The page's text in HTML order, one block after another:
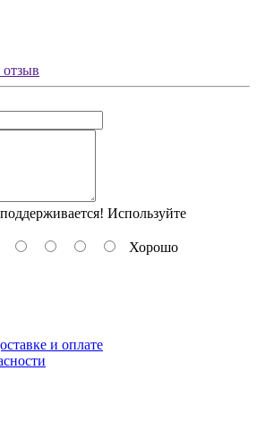
Используйте
Хорошо
и оплате